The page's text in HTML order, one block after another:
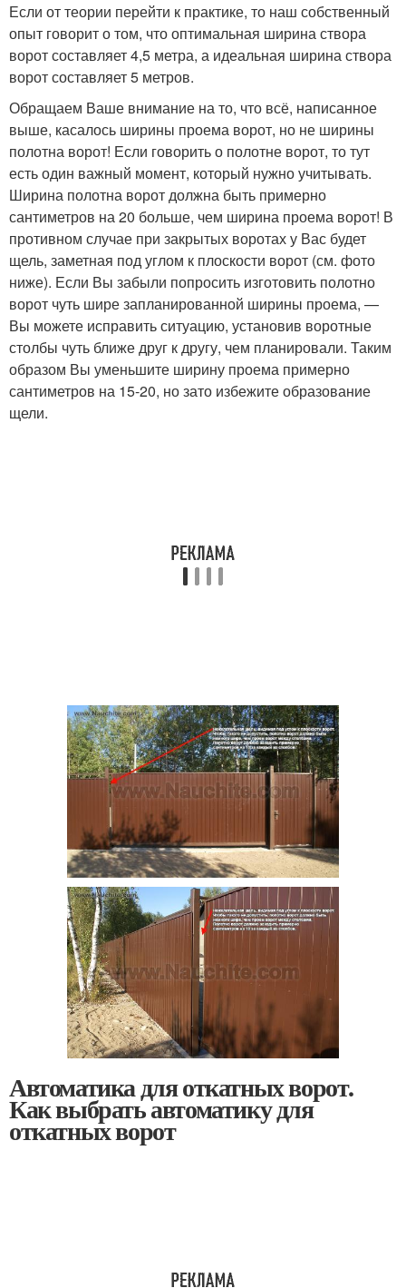
Если от теории перейти к практике, то наш собственный
опыт говорит о том, что оптимальная ширина створа
ворот составляет 4,5 метра, а идеальная ширина створа
ворот составляет 5 метров.
Обращаем Ваше внимание на то, что всё, написанное
выше, касалось ширины проема ворот, но не ширины
полотна ворот! Если говорить о полотне ворот, то тут
есть один важный момент, который нужно учитывать.
Ширина полотна ворот должна быть примерно
сантиметров на 20 больше, чем ширина проема ворот! В
противном случае при закрытых воротах у Вас будет
щель, заметная под углом к плоскости ворот (см. фото
ниже). Если Вы забыли попросить изготовить полотно
ворот чуть шире запланированной ширины проема, —
Вы можете исправить ситуацию, установив воротные
столбы чуть ближе друг к другу, чем планировали. Таким
образом Вы уменьшите ширину проема примерно
сантиметров на 15-20, но зато избежите образование
щели.
Автоматика для откатных ворот.
Как выбрать автоматику для
откатных ворот